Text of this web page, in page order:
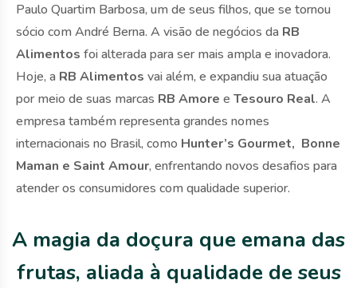
Paulo Quartim Barbosa, um de seus filhos, que se tornou
sócio com André Berna. A visão de negócios da RB
Alimentos foi alterada para ser mais ampla e inovadora.
Hoje, a RB Alimentos vai além, e expandiu sua atuação
por meio de suas marcas RB Amore e Tesouro Real. A
empresa também representa grandes nomes
internacionais no Brasil, como Hunter’s Gourmet, Bonne
Maman e Saint Amour, enfrentando novos desafios para
atender os consumidores com qualidade superior.
A magia da doçura que emana das
frutas, aliada à qualidade de seus